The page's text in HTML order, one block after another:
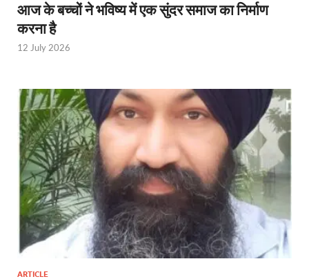
आज के बच्चों ने भविष्य में एक सुंदर समाज का निर्माण
करना है
12 July 2026
ARTICLE